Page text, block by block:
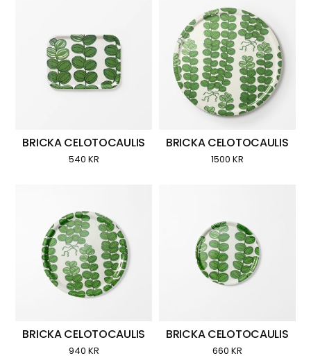
BRICKA CELOTOCAULIS
540 KR
BRICKA CELOTOCAULIS
1500 KR
BRICKA CELOTOCAULIS
940 KR
BRICKA CELOTOCAULIS
660 KR